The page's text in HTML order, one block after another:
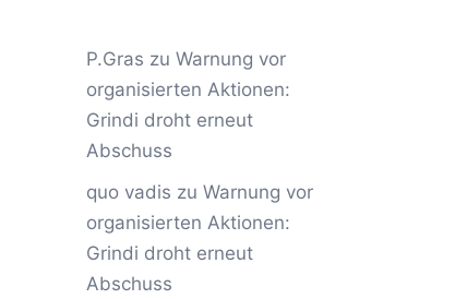
P.Gras zu Warnung vor
organisierten Aktionen:
Grindi droht erneut
Abschuss
quo vadis zu Warnung vor
organisierten Aktionen:
Grindi droht erneut
Abschuss